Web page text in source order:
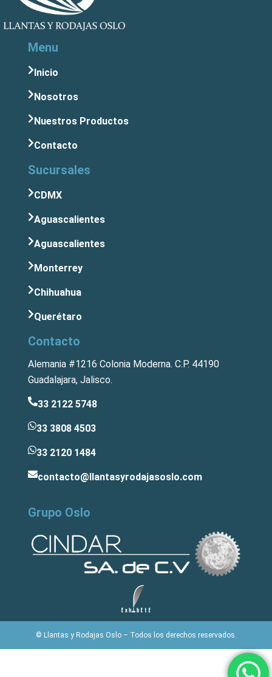
Menu
Inicio
Nosotros
Nuestros Productos
Contacto
Sucursales
CDMX
Aguascalientes
Aguascalientes
Monterrey
Chihuahua
Querétaro
Contacto
Alemania #1216 Colonia Moderna. C.P. 44190
Guadalajara, Jalisco.
33 2122 5748
33 3808 4503
33 2120 1484
contacto@llantasyrodajasoslo.com
Grupo Oslo
© Llantas y Rodajas Oslo – Todos los derechos reservados.